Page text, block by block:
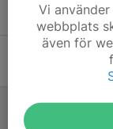
25 mar
16 mar
Sportlov
Vi
webbplats
även för